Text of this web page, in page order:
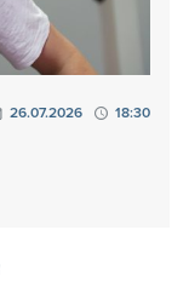
26.07.2026 18:30